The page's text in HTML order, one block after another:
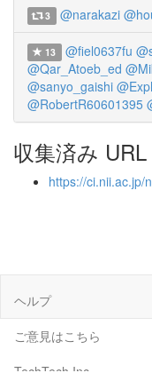
3 @narakazi
13 @fiel0637fu
@Qar_Atoeb_ed
@sanyo_gaishi
@RobertR60601395
収集済み URL
https://ci.nii.ac.jp/
ヘルプ
ご意見はこちら
TechTech Inc.